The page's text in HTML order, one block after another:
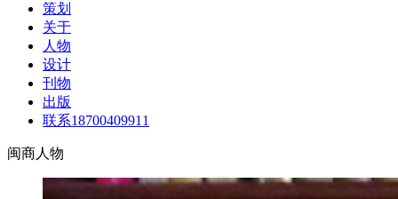
策划
关于
人物
设计
刊物
出版
联系18700409911
闽商人物